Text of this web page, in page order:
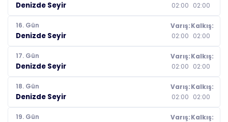
Denizde Seyir
02:00 02:00
16. Gün
Denizde Seyir
Varış:
02:00
Kalkış:
02:00
17. Gün
Denizde Seyir
Varış:
02:00
Kalkış:
02:00
18. Gün
Denizde Seyir
Varış:
02:00
Kalkış:
02:00
19. Gün
Varış:Kalkış: